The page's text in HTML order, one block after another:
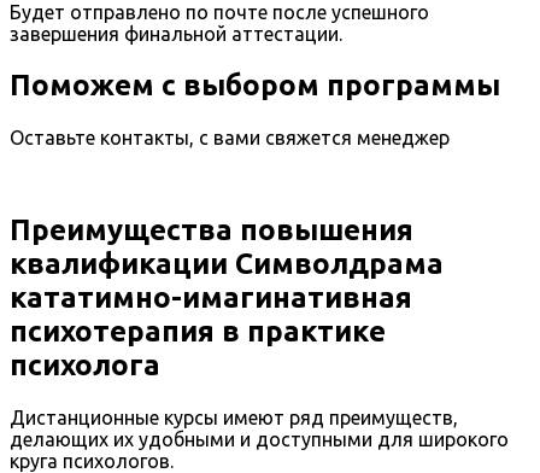
Будет отправлено по почте после успешного
завершения финальной аттестации.
Поможем с выбором программы
Оставьте контакты, с вами свяжется менеджер
Преимущества повышения
квалификации Символдрама
кататимно-имагинативная
психотерапия в практике
психолога
Дистанционные курсы имеют ряд преимуществ,
делающих их удобными и доступными для широкого
круга психологов.